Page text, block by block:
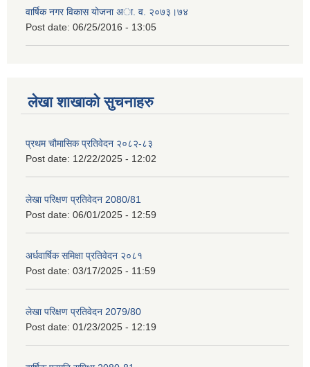
वार्षिक नगर विकास योजना अा. व. २०७३।७४
Post date: 06/25/2016 - 13:05
लेखा शाखाको सुचनाहरु
प्रथम चौमासिक प्रतिवेदन २०८२-८३
Post date: 12/22/2025 - 12:02
लेखा परिक्षण प्रतिवेदन 2080/81
Post date: 06/01/2025 - 12:59
अर्धवार्षिक समिक्षा प्रतिवेदन २०८१
Post date: 03/17/2025 - 11:59
लेखा परिक्षण प्रतिवेदन 2079/80
Post date: 01/23/2025 - 12:19